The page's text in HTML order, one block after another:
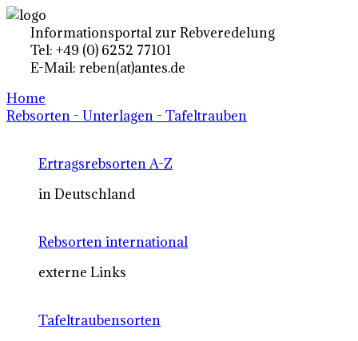
Informationsportal zur Rebveredelung
Tel: +49 (0) 6252 77101
E-Mail: reben(at)antes.de
Home
Rebsorten - Unterlagen - Tafeltrauben
Ertragsrebsorten A-Z
in Deutschland
Rebsorten international
externe Links
Tafeltraubensorten